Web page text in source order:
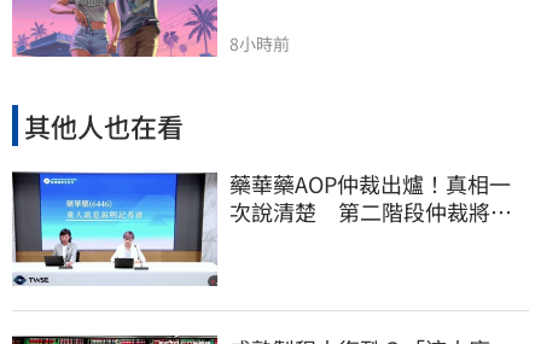
8小時前
其他人也在看
藥華藥AOP仲裁出爐！真相一
次說清楚 第二階段仲裁將聲